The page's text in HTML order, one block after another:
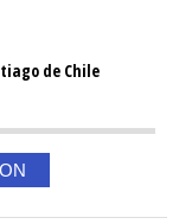
de Chile